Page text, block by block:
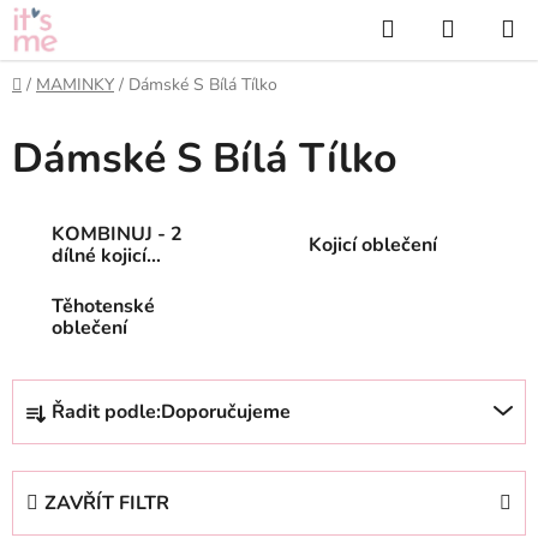
Přejít
na
obsah
Hledat
KOŠÍK
Domů
/ MAMINKY / Dámské S Bílá Tílko
Dámské S Bílá Tílko
KOMBINUJ - 2
dílné kojicí
Kojicí oblečení
Těhotenské
oblečení
Ř
z
Řadit podle:Doporučujeme
ZAVŘÍT FILTR